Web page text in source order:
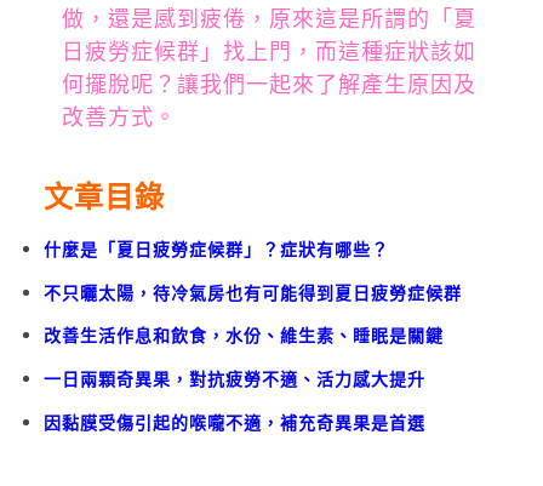
做，還是感到疲倦，原來這是所謂的「夏
日疲勞症候群」找上門，而這種症狀該如
何擺脫呢？讓我們一起來了解產生原因及
改善方式。
文章目錄
什麼是「夏日疲勞症候群」？症狀有哪些？
不只曬太陽，待冷氣房也有可能得到夏日疲勞症候群
改善生活作息和飲食，水份、維生素、睡眠是關鍵
一日兩顆奇異果，對抗疲勞不適、活力感大提升
因黏膜受傷引起的喉嚨不適，補充奇異果是首選